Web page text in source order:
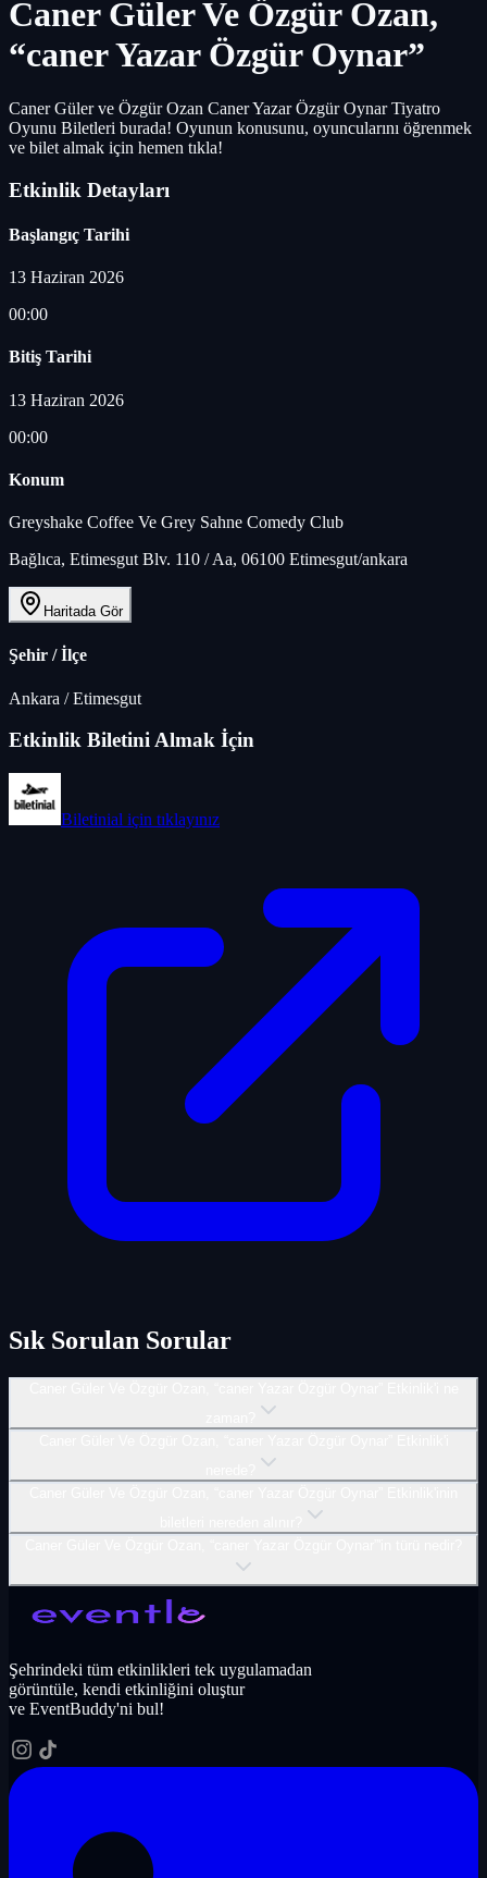
Caner Güler Ve Özgür Ozan,
“caner Yazar Özgür Oynar”
Caner Güler ve Özgür Ozan Caner Yazar Özgür Oynar Tiyatro
Oyunu Biletleri burada! Oyunun konusunu, oyuncularını öğrenmek
ve bilet almak için hemen tıkla!
Etkinlik Detayları
Başlangıç Tarihi
13 Haziran 2026
00:00
Bitiş Tarihi
13 Haziran 2026
00:00
Konum
Greyshake Coffee Ve Grey Sahne Comedy Club
Bağlıca, Etimesgut Blv. 110 / Aa, 06100 Etimesgut/ankara
Haritada Gör
Şehir / İlçe
Ankara /Etimesgut
Etkinlik Biletini Almak İçin
Biletinial için tıklayınız
Sık Sorulan Sorular
Şehrindeki tüm etkinlikleri tek uygulamadan
görüntüle, kendi etkinliğini oluştur
ve EventBuddy'ni bul!